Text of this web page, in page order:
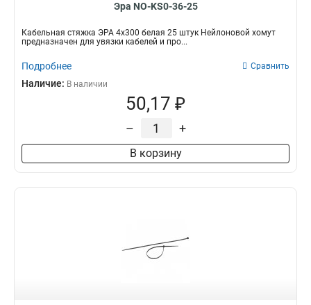
Эра NO-KS0-36-25
Кабельная стяжка ЭРА 4x300 белая 25 штук Нейлоновой хомут
предназначен для увязки кабелей и про...
Подробнее Сравнить
Наличие: В наличии
50,17 ₽
– +
В корзину